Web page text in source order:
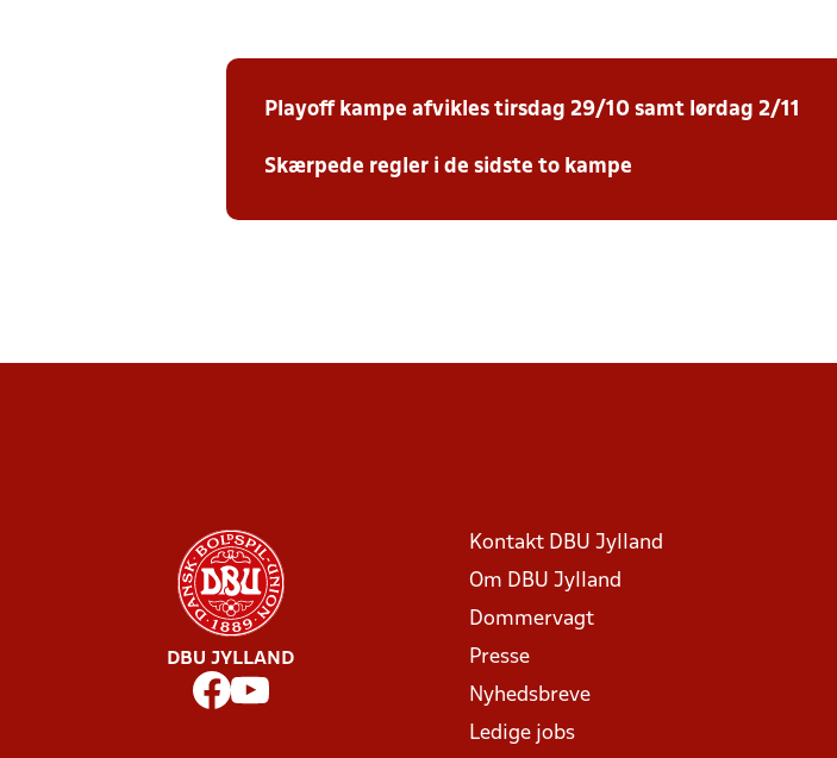
Playoff kampe afvikles tirsdag 29/10 samt lørdag 2/11
Skærpede regler i de sidste to kampe
DBU JYLLAND
Kontakt DBU Jylland
Om DBU Jylland
Dommervagt
Presse
Nyhedsbreve
Ledige jobs